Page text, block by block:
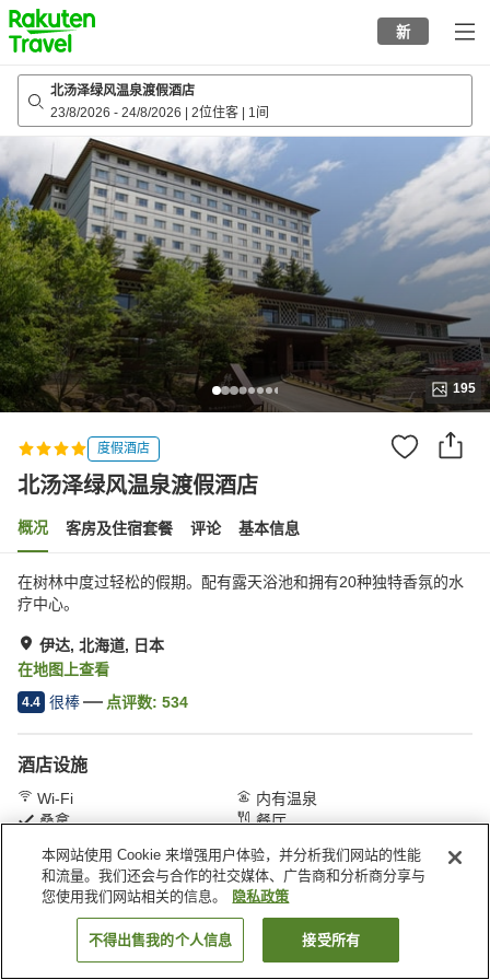
to
top
page
新
北汤泽绿风温泉渡假酒店
23/8/2026 - 24/8/2026 2位住客 1间
195
度假酒店
北汤泽绿风温泉渡假酒店
概况 客房及住宿套餐 评论 基本信息
在树林中度过轻松的假期。配有露天浴池和拥有20种独特香氛的水
疗中心。
伊达, 北海道, 日本
在地图上查看
4.4 很棒 点评数: 534
酒店设施
Wi-Fi
内有温泉
桑拿
餐厅
首页 日本 北海道 伊达 北汤泽绿风温泉渡假酒店
搜索客房
本网站使用 Cookie 来增强用户体验，并分析我们网站的性能
和流量。我们还会与合作的社交媒体、广告商和分析商分享与
您使用我们网站相关的信息。
隐私政策
不得出售我的个人信息 接受所有